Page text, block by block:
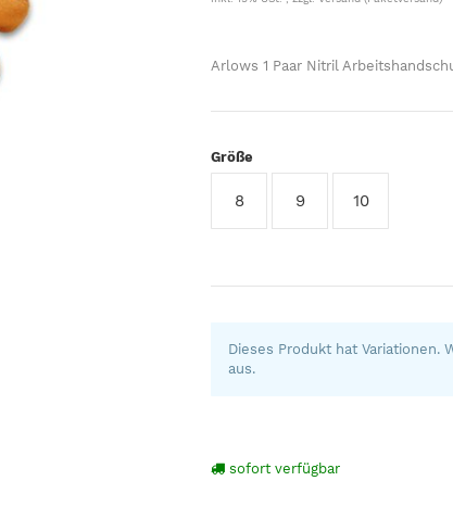
Arlows 1 Paar Nitril
Größe
8 9 10
Dieses Produkt hat Variationen.
aus.
sofort verfügbar